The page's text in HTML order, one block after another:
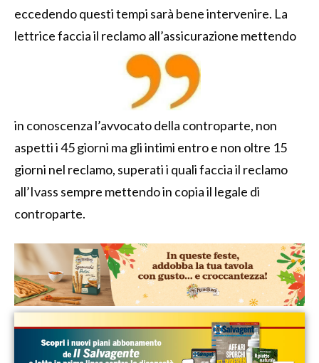
eccedendo questi tempi sarà bene intervenire. La
lettrice faccia il reclamo all’assicurazione mettendo
in conoscenza l’avvocato della controparte, non
aspetti i 45 giorni ma gli intimi entro e non oltre 15
giorni nel reclamo, superati i quali faccia il reclamo
all’Ivass sempre mettendo in copia il legale di
controparte.